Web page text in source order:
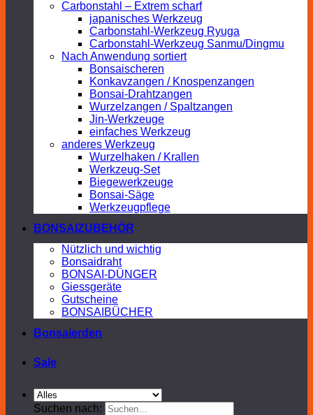
Carbonstahl – Extrem scharf
japanisches Werkzeug
Carbonstahl-Werkzeug Ryuga
Carbonstahl-Werkzeug Sanmu/Dingmu
Nach Anwendung sortiert
Bonsaischeren
Konkavzangen / Knospenzangen
Bonsai-Drahtzangen
Wurzelzangen / Spaltzangen
Jin-Werkzeuge
einfaches Werkzeug
anderes Werkzeug
Wurzelhaken / Krallen
Werkzeug-Set
Biegewerkzeuge
Bonsai-Säge
Werkzeugpflege
BONSAIZUBEHÖR
Nützlich und wichtig
Bonsaidraht
BONSAI-DÜNGER
Giessgeräte
Gutscheine
BONSAIBÜCHER
Bonsaierden
Sale
Suchen nach: